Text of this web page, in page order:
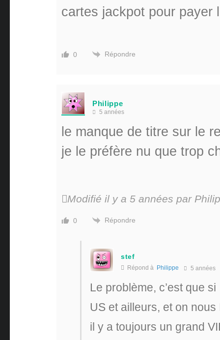
cartes jackpot pour
0 Répondre
Philippe
5 années
le manque de titre sur le
je le préfère nu que trop
Modifié il y a 5 années par
0 Répondre
stef
Répond à Philippe 5 années
Le problème, c’est que
US et ailleurs, et on
il y a toujours un grand